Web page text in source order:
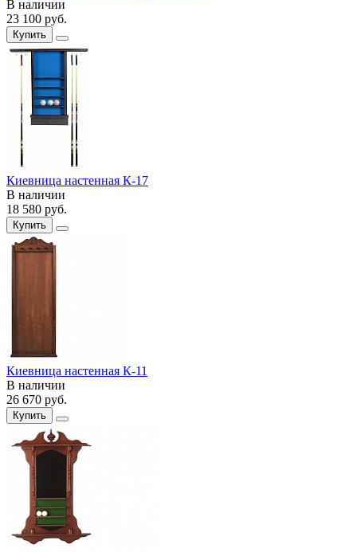
В наличии
23 100 руб.
Купить
Киевница настенная К-17
В наличии
18 580 руб.
Купить
Киевница настенная К-11
В наличии
26 670 руб.
Купить